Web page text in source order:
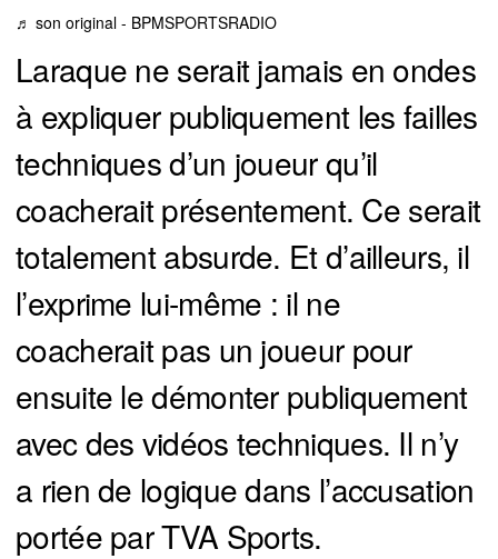
♬ son original - BPMSPORTSRADIO
Laraque ne serait jamais en ondes
à expliquer publiquement les failles
techniques d’un joueur qu’il
coacherait présentement. Ce serait
totalement absurde. Et d’ailleurs, il
l’exprime lui-même : il ne
coacherait pas un joueur pour
ensuite le démonter publiquement
avec des vidéos techniques. Il n’y
a rien de logique dans l’accusation
portée par TVA Sports.